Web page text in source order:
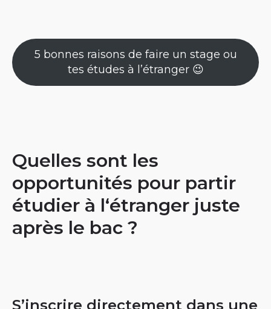
5 bonnes raisons de faire un stage ou
tes études à l’étranger 😉
Quelles sont les
opportunités pour partir
étudier à l‘étranger juste
après le bac ?
S’inscrire directement dans une